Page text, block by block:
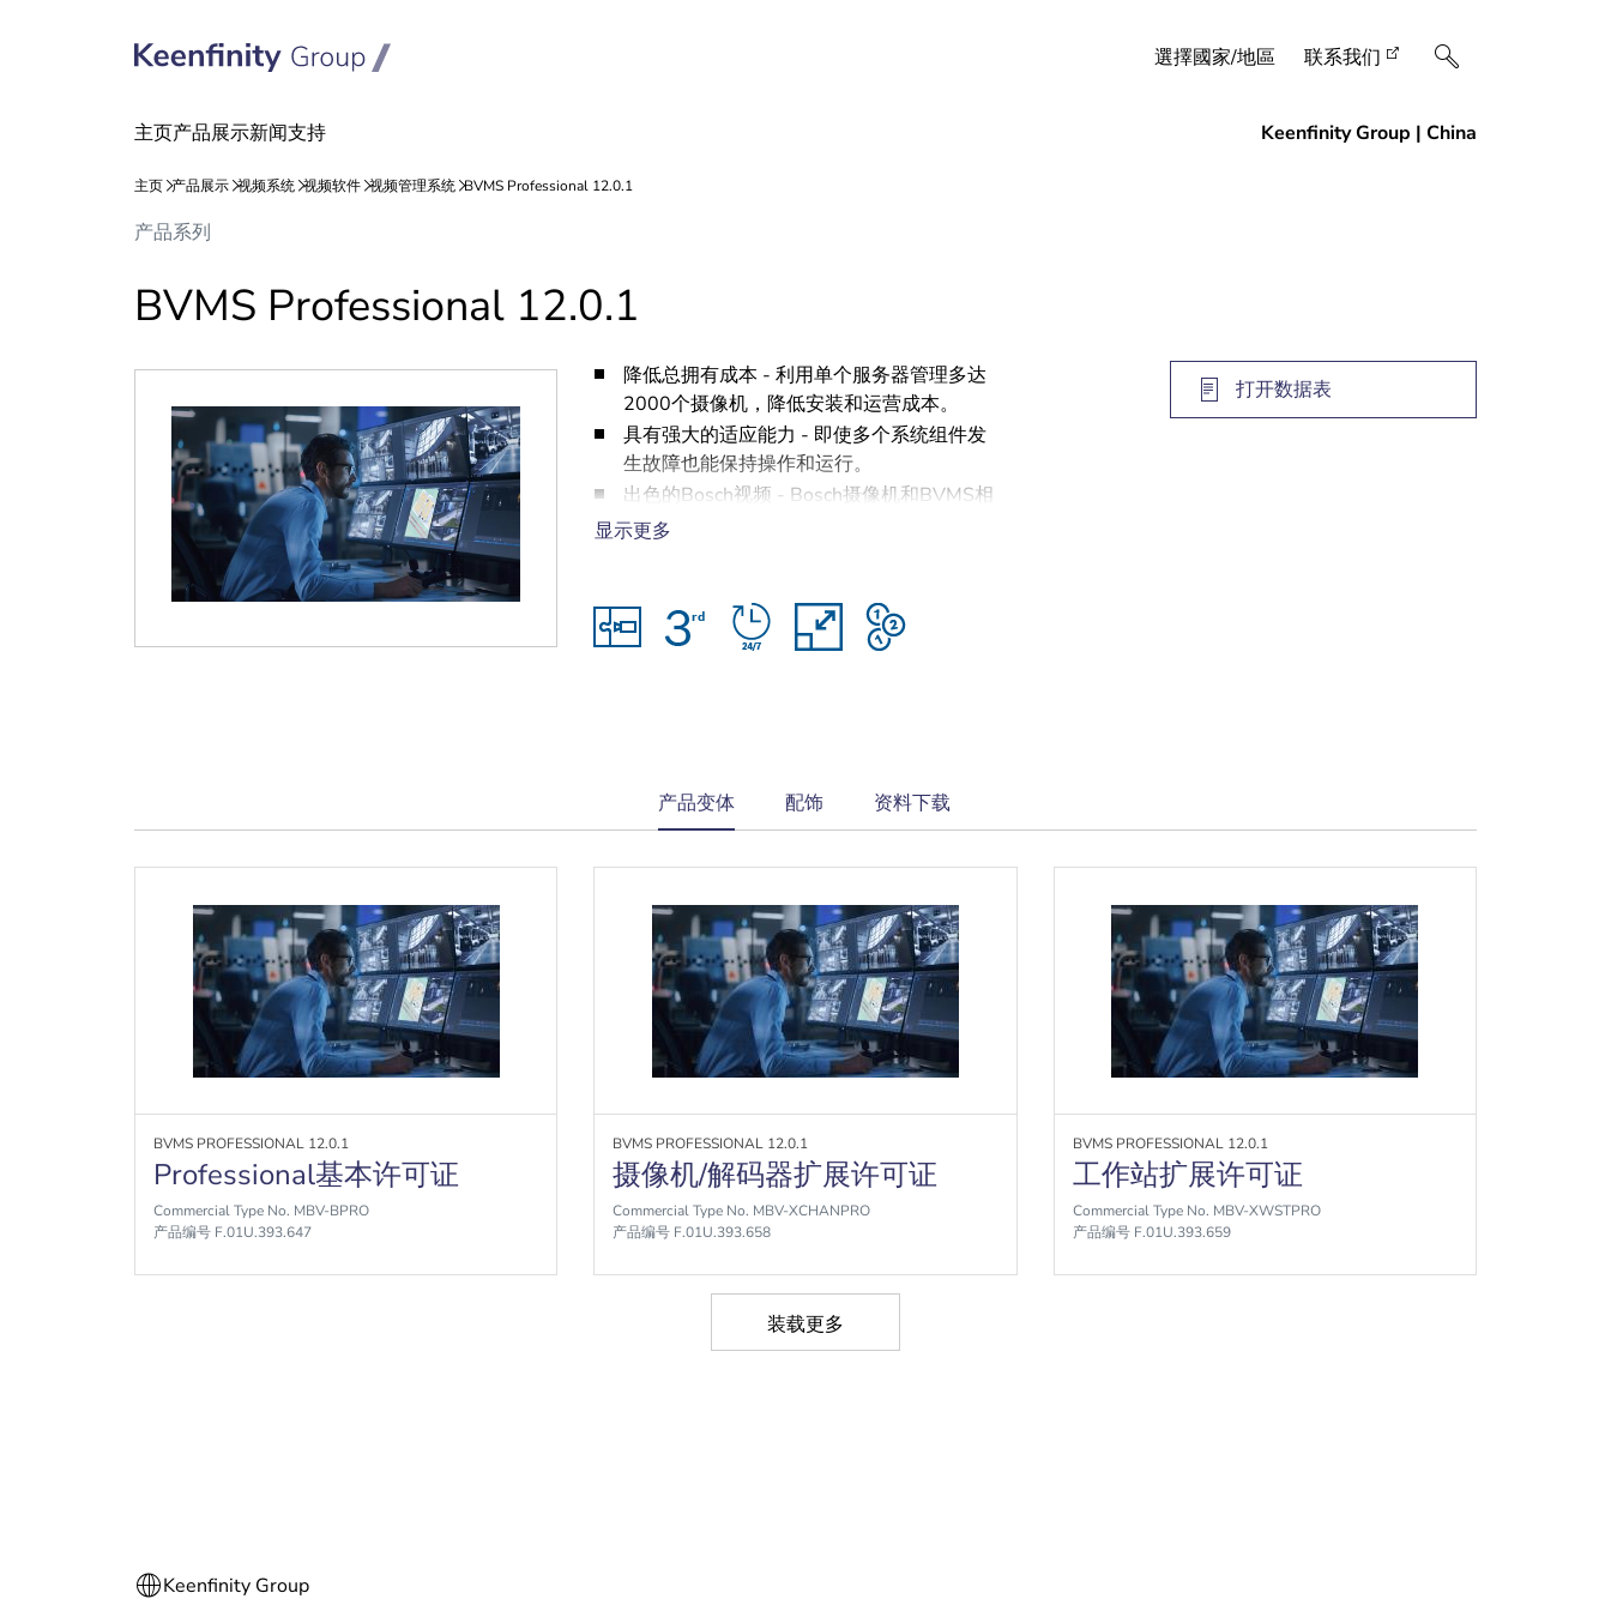
選擇國家/地區 联系我们
产品系列
BVMS Professional 12.0.1
降低总拥有成本 - 利用单个服务器管理多达
2000个摄像机，降低安装和运营成本。
具有强大的适应能力 - 即使多个系统组件发
生故障也能保持操作和运行。
出色的Bosch视频 - Bosch摄像机和BVMS相
结合带来出色的用户体验。
IT环境和数据安全 - 从软件安装到日常管理
均可通过安全方式实现，从全面的IT兼容性
显示更多
打开数据表
current
tab:
产品变体 配饰 资料下载
BVMS PROFESSIONAL 12.0.1
Professional基本许可证
Commercial Type No. MBV-BPRO
产品编号 F.01U.393.647
BVMS PROFESSIONAL 12.0.1
摄像机/解码器扩展许可证
Commercial Type No. MBV-XCHANPRO
产品编号 F.01U.393.658
BVMS PROFESSIONAL 12.0.1
工作站扩展许可证
Commercial Type No. MBV-XWSTPRO
产品编号 F.01U.393.659
装载更多